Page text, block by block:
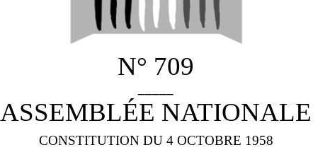
N° 709
ASSEMBLÉE NATIONALE
CONSTITUTION DU 4 OCTOBRE 1958